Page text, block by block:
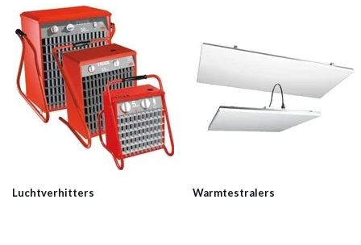
Luchtverhitters Warmtestralers